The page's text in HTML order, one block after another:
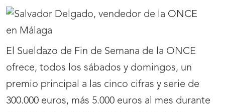
El Sueldazo de Fin de Semana de la ONCE
ofrece, todos los sábados y domingos, un
premio principal a las cinco cifras y serie de
300.000 euros, más 5.000 euros al mes durante